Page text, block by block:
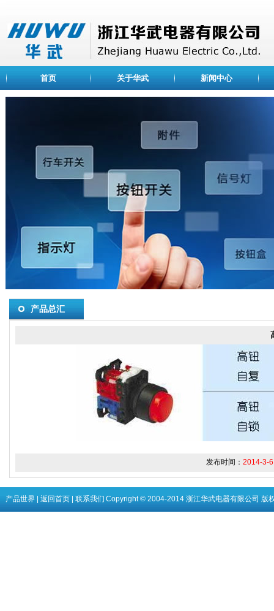
首页 关于华武 新闻中心
是一家专业设计、开发
关、信号灯、光电元件等
产品总汇
发布时间： 2014-3-
产品世界| 返回首页| 联系我们 Copyright © 2004-2014 浙江华武电器有限公司 版